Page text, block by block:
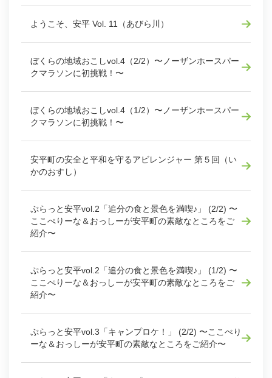
ようこそ、安平 Vol. 11（あびら川）
ぼくらの地域おこしvol.4（2/2）〜ノーザンホースパー
クマラソンに初挑戦！〜
ぼくらの地域おこしvol.4（1/2）〜ノーザンホースパー
クマラソンに初挑戦！〜
安平町の安全と平和を守るアビレンジャー 第５回（い
かのおすし）
ぷらっと安平vol.2「追分の食と景色を満喫♪」 (2/2) 〜
ここぺりーな＆おっしーが安平町の素敵なところをご
紹介〜
ぷらっと安平vol.2「追分の食と景色を満喫♪」 (1/2) 〜
ここぺりーな＆おっしーが安平町の素敵なところをご
紹介〜
ぷらっと安平vol.3「キャンプロケ！」 (2/2) 〜ここぺり
ーな＆おっしーが安平町の素敵なところをご紹介〜